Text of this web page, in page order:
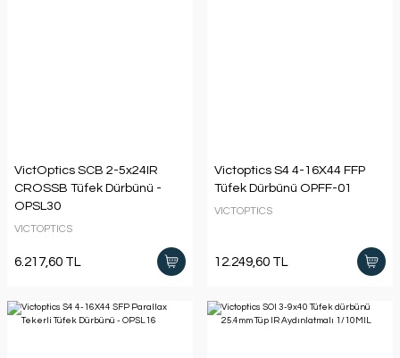
VictOptics SCB 2-5x24IR
CROSSB Tüfek Dürbünü -
OPSL30
VICTOPTICS
6.217,60 TL
Victoptics S4 4-16X44 FFP
Tüfek Dürbünü OPFF-01
VICTOPTICS
12.249,60 TL